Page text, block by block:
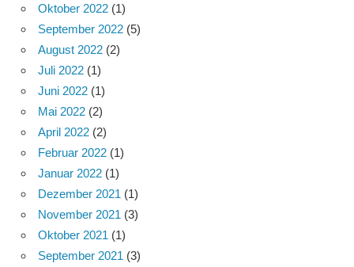
Oktober 2022 (1)
September 2022 (5)
August 2022 (2)
Juli 2022 (1)
Juni 2022 (1)
Mai 2022 (2)
April 2022 (2)
Februar 2022 (1)
Januar 2022 (1)
Dezember 2021 (1)
November 2021 (3)
Oktober 2021 (1)
September 2021 (3)